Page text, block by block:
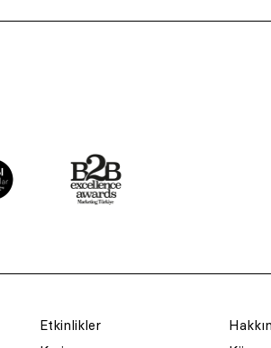
Etkinlikler